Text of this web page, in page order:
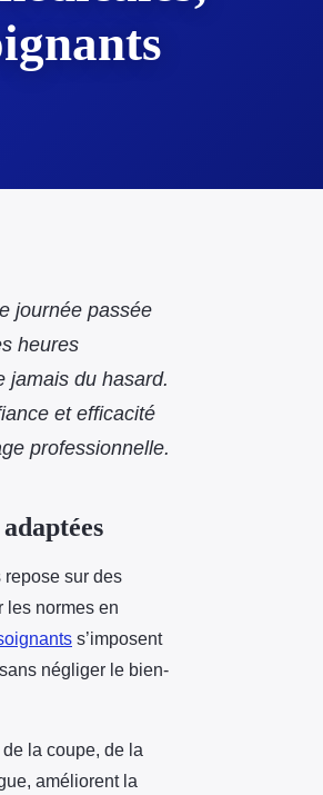
journée passée
heures
jamais du hasard.
et efficacité
professionnelle.
repose sur des
les normes en
s’imposent
négliger le bien-
la coupe, de la
améliorent la